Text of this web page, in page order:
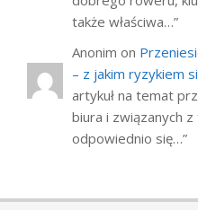
także właściwa…”
Anonim on
– z jakim ryzykiem
artykuł na temat
biura i związanych
odpowiednio się…”